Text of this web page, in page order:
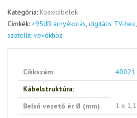
Kategória: Koaxkábelek
Címkék: >95dB árnyékolás, digitális TV-hez,
szatellit-vevőkhöz
Cikkszám:
40021
Kábelstruktúra:
Belső vezető ér Ø (mm)
1 x 1,1